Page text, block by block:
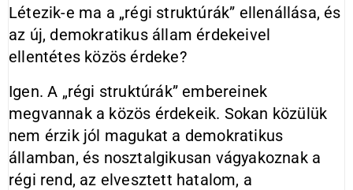
Létezik-e ma a „régi struktúrák” ellenállása, és
az új, demokratikus állam érdekeivel
ellentétes közös érdeke?
Igen. A „régi struktúrák” embereinek
megvannak a közös érdekeik. Sokan közülük
nem érzik jól magukat a demokratikus
államban, és nosztalgikusan vágyakoznak a
régi rend, az elvesztett hatalom, a